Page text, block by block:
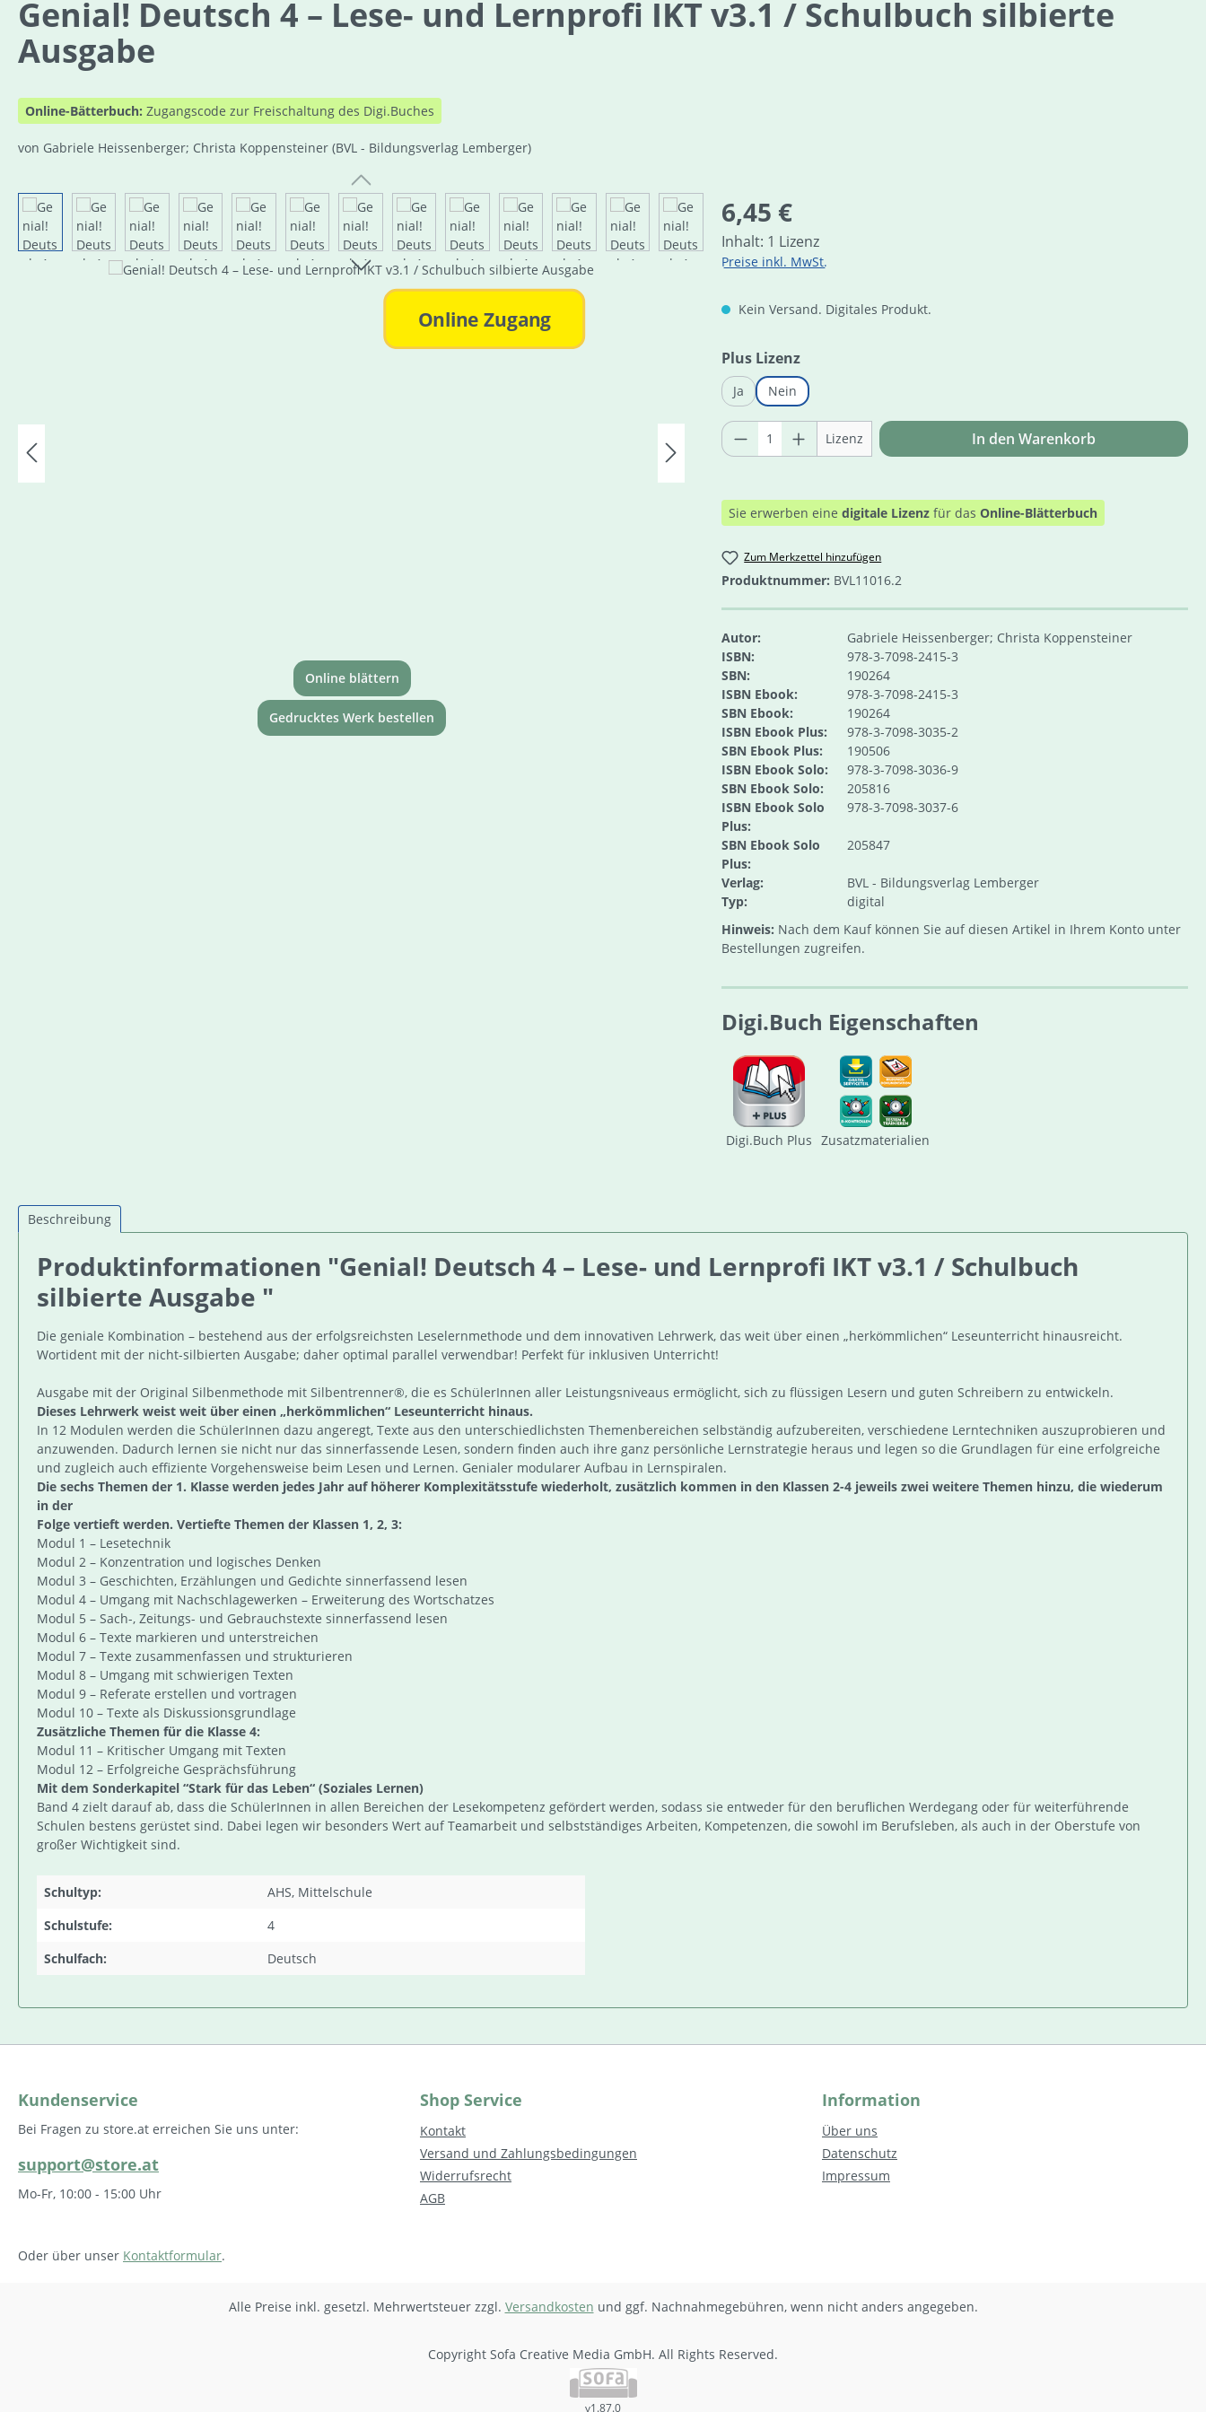
Genial! Deutsch 4 – Lese- und Lernprofi IKT v3.1 / Schulbuch silbierte
Ausgabe
Online-Bätterbuch: Zugangscode zur Freischaltung des Digi.Buches
von Gabriele Heissenberger; Christa Koppensteiner (BVL - Bildungsverlag Lemberger)
Bildergalerie überspringen
Online Zugang
Online blättern
Gedrucktes Werk bestellen
Regulärer Preis:
6,45 €
Inhalt: 1 Lizenz
Preise inkl. MwSt.
Kein Versand. Digitales Produkt.
Plus Lizenzauswählen
Ja Nein
Produkt Anzahl: Gib den gewünschten Wert
Lizenz In den Warenkorb
Sie erwerben eine digitale Lizenz für das Online-Blätterbuch
Zum Merkzettel hinzufügen
Produktnummer: BVL11016.2
Autor:
Gabriele Heissenberger; Christa Koppensteiner
ISBN:
978-3-7098-2415-3
SBN:
190264
ISBN Ebook:
978-3-7098-2415-3
SBN Ebook:
190264
ISBN Ebook Plus:
978-3-7098-3035-2
SBN Ebook Plus:
190506
ISBN Ebook Solo:
978-3-7098-3036-9
SBN Ebook Solo:
205816
ISBN Ebook Solo
Plus:
978-3-7098-3037-6
SBN Ebook Solo
Plus:
205847
Verlag:
BVL - Bildungsverlag Lemberger
Typ:
digital
Hinweis: Nach dem Kauf können Sie auf diesen Artikel in Ihrem Konto unter
Bestellungen zugreifen.
Digi.Buch Eigenschaften
Digi.Buch Plus Zusatzmaterialien
Beschreibung
Produktinformationen "Genial! Deutsch 4 – Lese- und Lernprofi IKT v3.1 / Schulbuch
silbierte Ausgabe "
Die geniale Kombination – bestehend aus der erfolgsreichsten Leselernmethode und dem innovativen Lehrwerk, das weit über einen „herkömmlichen“ Leseunterricht hinausreicht.
Wortident mit der nicht-silbierten Ausgabe; daher optimal parallel verwendbar! Perfekt für inklusiven Unterricht!
Ausgabe mit der Original Silbenmethode mit Silbentrenner®, die es SchülerInnen aller Leistungsniveaus ermöglicht, sich zu flüssigen Lesern und guten Schreibern zu entwickeln.
Dieses Lehrwerk weist weit über einen „herkömmlichen“ Leseunterricht hinaus.
In 12 Modulen werden die SchülerInnen dazu angeregt, Texte aus den unterschiedlichsten Themenbereichen selbständig aufzubereiten, verschiedene Lerntechniken auszuprobieren und
anzuwenden. Dadurch lernen sie nicht nur das sinnerfassende Lesen, sondern finden auch ihre ganz persönliche Lernstrategie heraus und legen so die Grundlagen für eine erfolgreiche
und zugleich auch effiziente Vorgehensweise beim Lesen und Lernen. Genialer modularer Aufbau in Lernspiralen.
Die sechs Themen der 1. Klasse werden jedes Jahr auf höherer Komplexitätsstufe wiederholt, zusätzlich kommen in den Klassen 2-4 jeweils zwei weitere Themen hinzu, die wiederum
in der
Folge vertieft werden. Vertiefte Themen der Klassen 1, 2, 3:
Modul 1 – Lesetechnik
Modul 2 – Konzentration und logisches Denken
Modul 3 – Geschichten, Erzählungen und Gedichte sinnerfassend lesen
Modul 4 – Umgang mit Nachschlagewerken – Erweiterung des Wortschatzes
Modul 5 – Sach-, Zeitungs- und Gebrauchstexte sinnerfassend lesen
Modul 6 – Texte markieren und unterstreichen
Modul 7 – Texte zusammenfassen und strukturieren
Modul 8 – Umgang mit schwierigen Texten
Modul 9 – Referate erstellen und vortragen
Modul 10 – Texte als Diskussionsgrundlage
Zusätzliche Themen für die Klasse 4:
Modul 11 – Kritischer Umgang mit Texten
Modul 12 – Erfolgreiche Gesprächsführung
Mit dem Sonderkapitel “Stark für das Leben“ (Soziales Lernen)
Band 4 zielt darauf ab, dass die SchülerInnen in allen Bereichen der Lesekompetenz gefördert werden, sodass sie entweder für den beruflichen Werdegang oder für weiterführende
Schulen bestens gerüstet sind. Dabei legen wir besonders Wert auf Teamarbeit und selbstständiges Arbeiten, Kompetenzen, die sowohl im Berufsleben, als auch in der Oberstufe von
großer Wichtigkeit sind.
Schultyp:
AHS, Mittelschule
Schulstufe:
4
Schulfach:
Deutsch
Kundenservice
Bei Fragen zu store.at erreichen Sie uns unter:
support@store.at
Mo-Fr, 10:00 - 15:00 Uhr
Oder über unser Kontaktformular.
Shop Service
Kontakt
Versand und Zahlungsbedingungen
Widerrufsrecht
AGB
Information
Über uns
Datenschutz
Impressum
Alle Preise inkl. gesetzl. Mehrwertsteuer zzgl. Versandkosten und ggf. Nachnahmegebühren, wenn nicht anders angegeben.
Copyright Sofa Creative Media GmbH. All Rights Reserved.
v1.87.0